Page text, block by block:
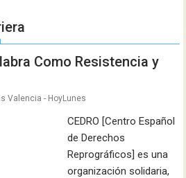
Como Resistencia y
Valencia - HoyLunes
CEDRO [Centro Español
de Derechos
Reprográficos] es una
organización solidaria,